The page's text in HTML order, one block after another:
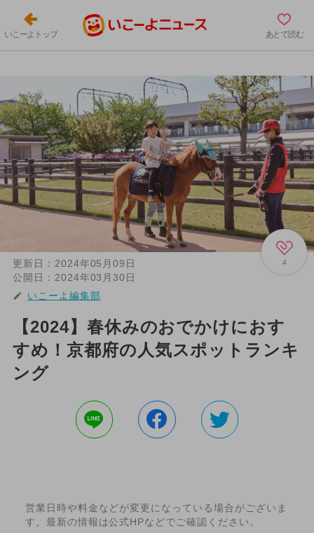
いこーよトップ あとで読む
4
更新日： 2024年05月09日
公開日： 2024年03月30日
いこーよ編集部
【2024】春休みのおでかけにおす
すめ！京都府の人気スポットランキ
ング
営業日時や料金などが変更になっている場合がございま
す。最新の情報は公式HPなどでご確認ください。